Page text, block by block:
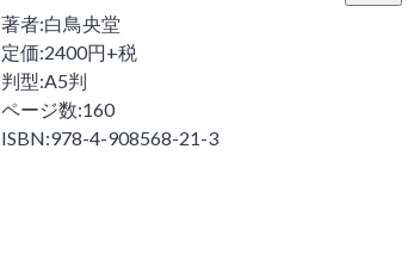
著者:白鳥央堂
定価:2400円+税
判型:A5判
ページ数:160
ISBN:978-4-908568-21-3